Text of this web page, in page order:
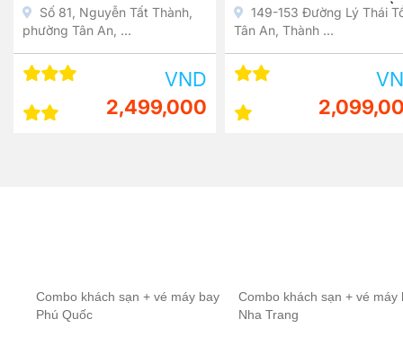
+ Vé máy bay khứ hồi
149-153 Đường Lý Thái Tổ,
Tân An, Thành ...
VND
2,099,000
Luxury Buôn Ma
5 sao + Vé máy bay
Số 81, Nguyễn Tất
phường Tân An, ...
Combo khách sạn + vé máy bay
Phú Quốc
Combo khách sạn + vé máy
Nha Trang